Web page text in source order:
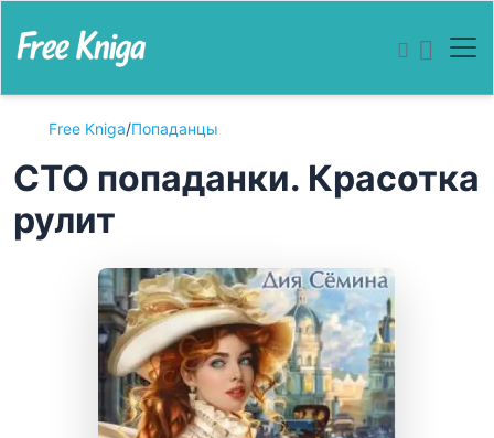
Free Kniga/Попаданцы
СТО попаданки. Красотка
рулит